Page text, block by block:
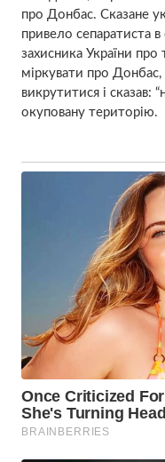
про Донбас. Сказане
привело сепаратиста
захисника України
міркувати про
викрутитися і сказав:
окуповану територію.